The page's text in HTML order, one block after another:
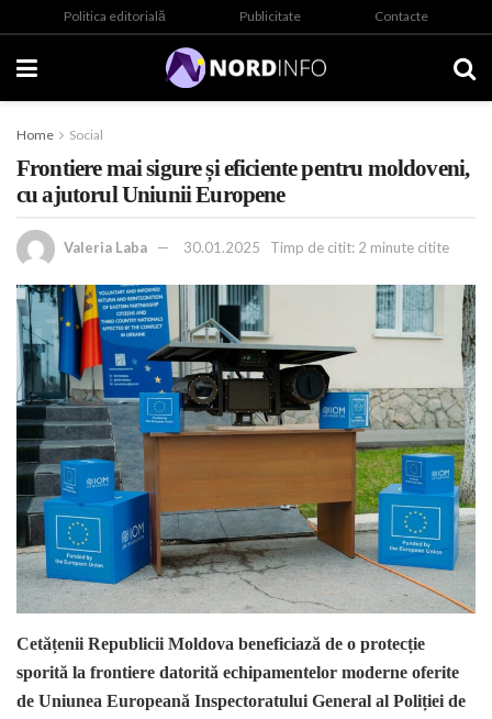
Politica editorială Publicitate Contacte
Home Social
Frontiere mai sigure și eficiente pentru moldoveni,
cu ajutorul Uniunii Europene
Valeria Laba 30.01.2025 Timp de citit: 2 minute citite
Cetățenii Republicii Moldova beneficiază de o protecție
sporită la frontiere datorită echipamentelor moderne oferite
de Uniunea Europeană Inspectoratului General al Poliției de